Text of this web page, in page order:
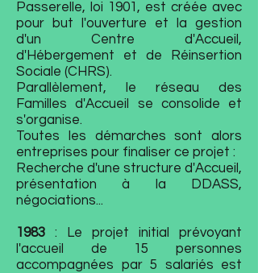
Passerelle, loi 1901, est créée avec
pour but l'ouverture et la gestion
d'un Centre d'Accueil,
d'Hébergement et de Réinsertion
Sociale (CHRS).
Parallèlement, le réseau des
Familles d'Accueil se consolide et
s'organise.
Toutes les démarches sont alors
entreprises pour finaliser ce projet :
Recherche d'une structure d'Accueil,
présentation à la DDASS,
négociations...
1983 : Le projet initial prévoyant
l'accueil de 15 personnes
accompagnées par 5 salariés est